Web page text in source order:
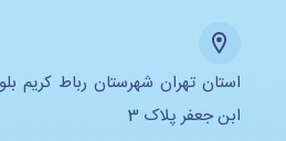
استان تهران شهرستان رباط کریم
ابن جعفر پلاک 3